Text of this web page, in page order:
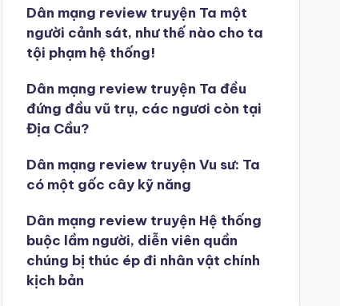
Dân mạng review truyện Ta một
người cảnh sát, như thế nào cho ta
tội phạm hệ thống!
Dân mạng review truyện Ta đều
đứng đầu vũ trụ, các ngươi còn tại
Địa Cầu?
Dân mạng review truyện Vu sư: Ta
có một gốc cây kỹ năng
Dân mạng review truyện Hệ thống
buộc lầm người, diễn viên quần
chúng bị thúc ép đi nhân vật chính
kịch bản